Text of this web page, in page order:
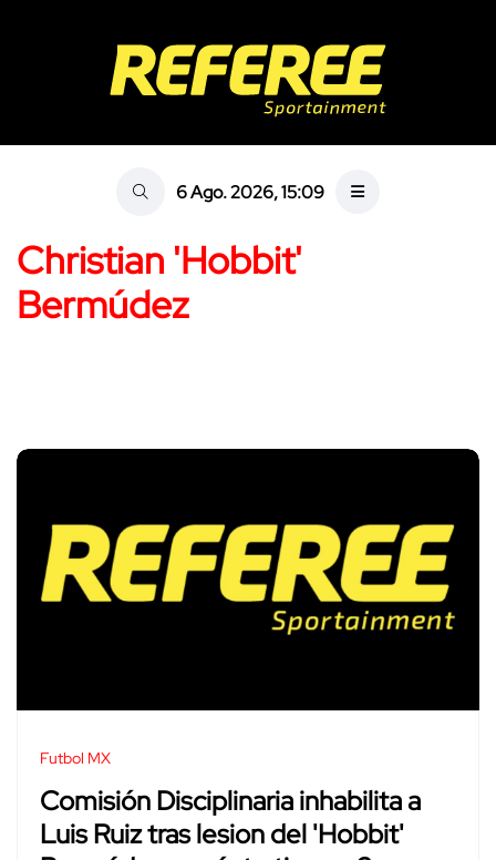
6 Ago. 2026, 15:09
Christian 'Hobbit'
Bermúdez
Futbol MX
Comisión Disciplinaria inhabilita a
Luis Ruiz tras lesion del 'Hobbit'